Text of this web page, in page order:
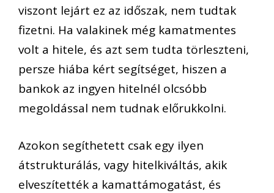
viszont lejárt ez az időszak, nem tudtak
fizetni. Ha valakinek még kamatmentes
volt a hitele, és azt sem tudta törleszteni,
persze hiába kért segítséget, hiszen a
bankok az ingyen hitelnél olcsóbb
megoldással nem tudnak előrukkolni.
Azokon segíthetett csak egy ilyen
átstrukturálás, vagy hitelkiváltás, akik
elveszítették a kamattámogatást, és